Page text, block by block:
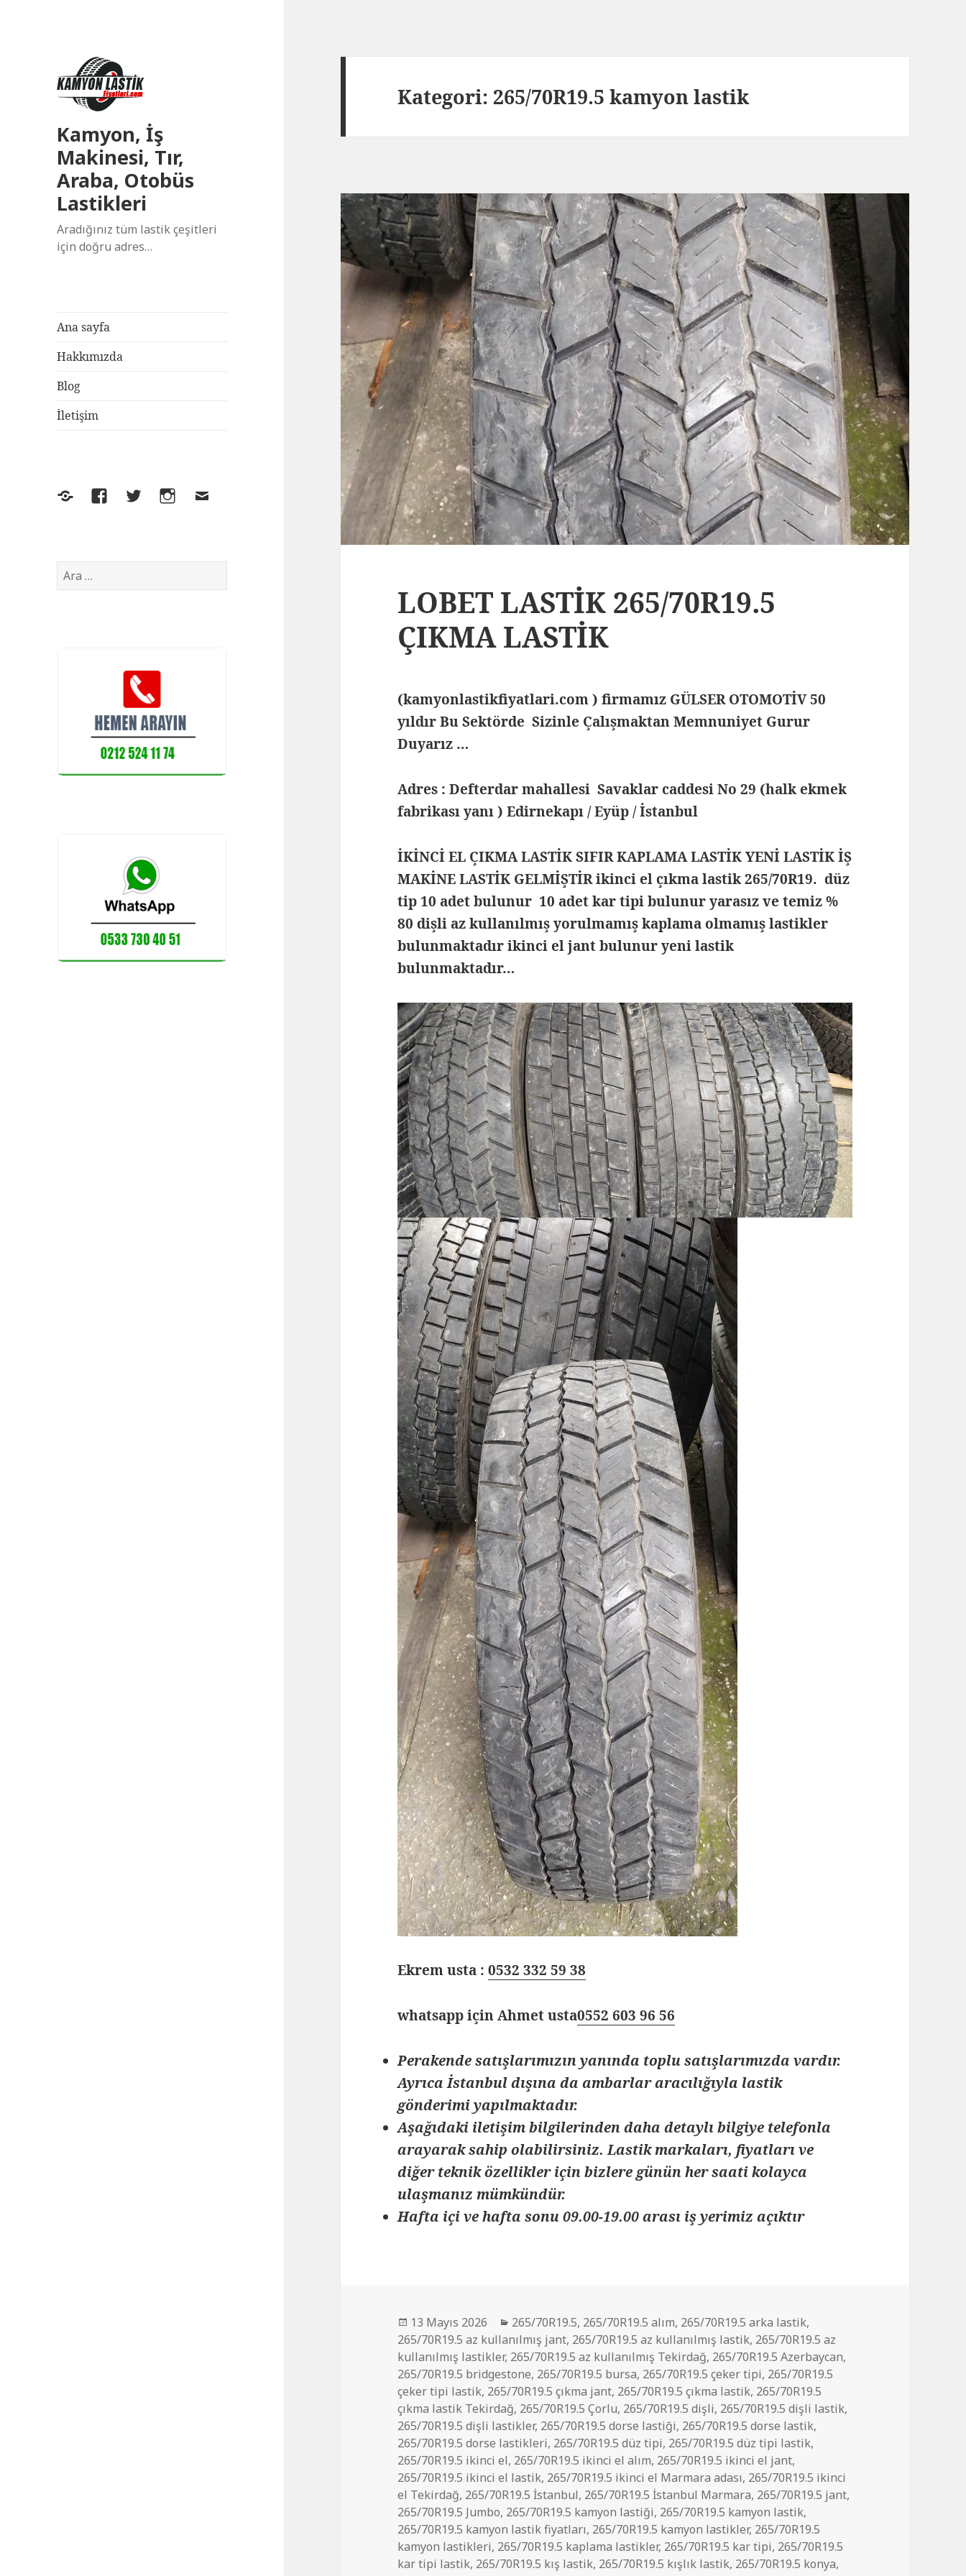
Kamyon, İş
Makinesi, Tır,
Araba, Otobüs
Lastikleri
Aradığınız tüm lastik çeşitleri
için doğru adres…
Ana sayfa
Hakkımızda
Blog
İletişim
Yelp FacebookTwitterInstagram
E-
Arama:
Kategori: 265/70R19.5 kamyon lastik
LOBET LASTİK 265/70R19.5
ÇIKMA LASTİK
(kamyonlastikfiyatlari.com ) firmamız GÜLSER OTOMOTİV 50
yıldır Bu Sektörde Sizinle Çalışmaktan Memnuniyet Gurur
Duyarız …
Adres : Defterdar mahallesi Savaklar caddesi No 29 (halk ekmek
fabrikası yanı ) Edirnekapı / Eyüp / İstanbul
İKİNCİ EL ÇIKMA LASTİK SIFIR KAPLAMA LASTİK YENİ LASTİK İŞ
MAKİNE LASTİK GELMİŞTİR ikinci el çıkma lastik 265/70R19. düz
tip 10 adet bulunur 10 adet kar tipi bulunur yarasız ve temiz %
80 dişli az kullanılmış yorulmamış kaplama olmamış lastikler
bulunmaktadır ikinci el jant bulunur yeni lastik
bulunmaktadır…
Ekrem usta :0532 332 59 38
whatsapp için Ahmet usta0552 603 96 56
Perakende satışlarımızın yanında toplu satışlarımızda vardır.
Ayrıca İstanbul dışına da ambarlar aracılığıyla lastik
gönderimi yapılmaktadır.
Aşağıdaki iletişim bilgilerinden daha detaylı bilgiye telefonla
arayarak sahip olabilirsiniz. Lastik markaları, fiyatları ve
diğer teknik özellikler için bizlere günün her saati kolayca
ulaşmanız mümkündür.
Hafta içi ve hafta sonu 09.00-19.00 arası iş yerimiz açıktır
Yayın
tarihi
13 Mayıs 2026 Kategoriler
265/70R19.5, 265/70R19.5 alım, 265/70R19.5 arka lastik,
265/70R19.5 az kullanılmış jant, 265/70R19.5 az kullanılmış lastik, 265/70R19.5 az
kullanılmış lastikler, 265/70R19.5 az kullanılmış Tekirdağ, 265/70R19.5 Azerbaycan,
265/70R19.5 bridgestone, 265/70R19.5 bursa, 265/70R19.5 çeker tipi, 265/70R19.5
çeker tipi lastik, 265/70R19.5 çıkma jant, 265/70R19.5 çıkma lastik, 265/70R19.5
çıkma lastik Tekirdağ, 265/70R19.5 Çorlu, 265/70R19.5 dişli, 265/70R19.5 dişli lastik,
265/70R19.5 dişli lastikler, 265/70R19.5 dorse lastiği, 265/70R19.5 dorse lastik,
265/70R19.5 dorse lastikleri, 265/70R19.5 düz tipi, 265/70R19.5 düz tipi lastik,
265/70R19.5 ikinci el, 265/70R19.5 ikinci el alım, 265/70R19.5 ikinci el jant,
265/70R19.5 ikinci el lastik, 265/70R19.5 ikinci el Marmara adası, 265/70R19.5 ikinci
el Tekirdağ, 265/70R19.5 İstanbul, 265/70R19.5 İstanbul Marmara, 265/70R19.5 jant,
265/70R19.5 Jumbo, 265/70R19.5 kamyon lastiği, 265/70R19.5 kamyon lastik,
265/70R19.5 kamyon lastik fiyatları, 265/70R19.5 kamyon lastikler, 265/70R19.5
kamyon lastikleri, 265/70R19.5 kaplama lastikler, 265/70R19.5 kar tipi, 265/70R19.5
kar tipi lastik, 265/70R19.5 kış lastik, 265/70R19.5 kışlık lastik, 265/70R19.5 konya,